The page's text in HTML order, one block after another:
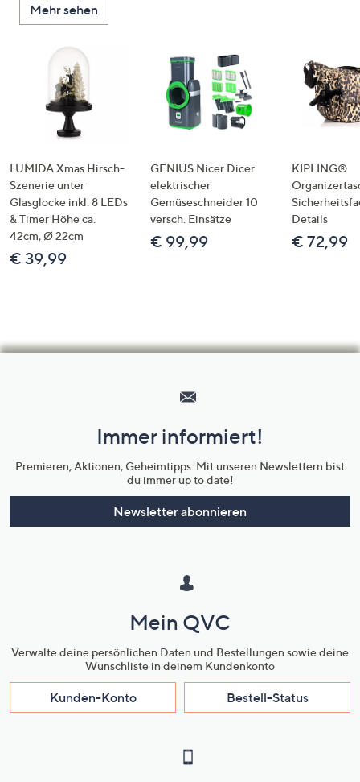
Mehr sehen
LUMIDA Xmas Hirsch-
Szenerie unter
Glasglocke inkl. 8 LEDs
& Timer Höhe ca.
42cm, Ø 22cm
€ 39,99
GENIUS Nicer Dicer
elektrischer
Gemüseschneider 10
versch. Einsätze
€ 99,99
KIPLING®
Details
€ 72,99
Unternehmensinformationen
Immer informiert!
Premieren, Aktionen, Geheimtipps: Mit unseren Newslettern bist
du immer up to date!
Newsletter abonnieren
Mein QVC
Verwalte deine persönlichen Daten und Bestellungen sowie deine
Wunschliste in deinem Kundenkonto
Kunden-Konto Bestell-Status